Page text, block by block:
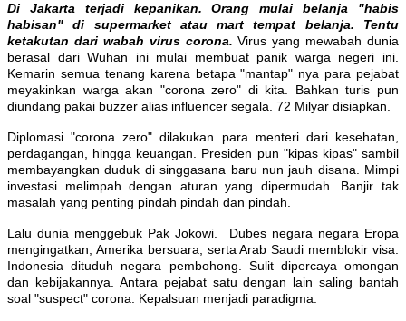
Di Jakarta terjadi kepanikan. Orang mulai belanja "habis
habisan" di supermarket atau mart tempat belanja. Tentu
ketakutan dari wabah virus corona. Virus yang mewabah dunia
berasal dari Wuhan ini mulai membuat panik warga negeri ini.
Kemarin semua tenang karena betapa "mantap" nya para pejabat
meyakinkan warga akan "corona zero" di kita. Bahkan turis pun
diundang pakai buzzer alias influencer segala. 72 Milyar disiapkan.
Diplomasi "corona zero" dilakukan para menteri dari kesehatan,
perdagangan, hingga keuangan. Presiden pun "kipas kipas" sambil
membayangkan duduk di singgasana baru nun jauh disana. Mimpi
investasi melimpah dengan aturan yang dipermudah. Banjir tak
masalah yang penting pindah pindah dan pindah.
Lalu dunia menggebuk Pak Jokowi. Dubes negara negara Eropa
mengingatkan, Amerika bersuara, serta Arab Saudi memblokir visa.
Indonesia dituduh negara pembohong. Sulit dipercaya omongan
dan kebijakannya. Antara pejabat satu dengan lain saling bantah
soal "suspect" corona. Kepalsuan menjadi paradigma.